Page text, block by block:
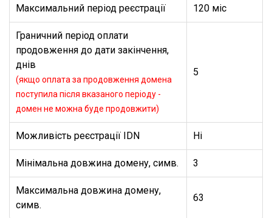
Максимальний період реєстрації 120 міс
Граничний період оплати
продовження до дати закінчення,
днів
(якщо оплата за продовження домена
поступила після вказаного періоду -
домен не можна буде продовжити)
5
Можливість реєстрації IDN Ні
Мінімальна довжина домену, симв. 3
Максимальна довжина домену,
симв.
63